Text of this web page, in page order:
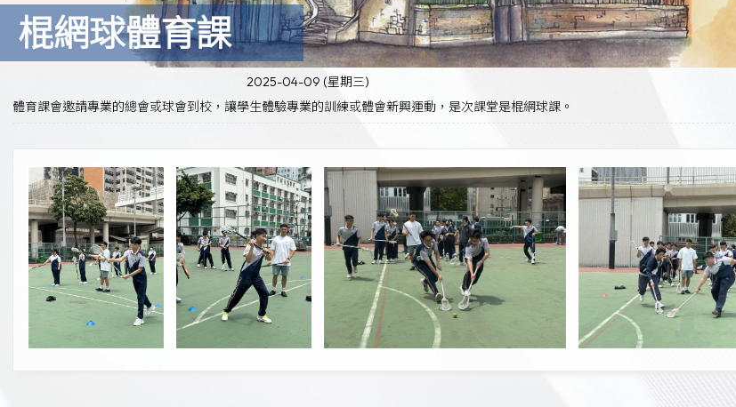
棍網球體育課
2025-04-09 (星期三)
體育課會邀請專業的總會或球會到校，讓學生體驗專業的訓練或體會新興運動，是次課堂是棍網球課。